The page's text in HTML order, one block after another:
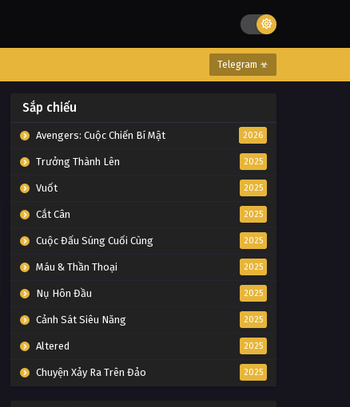
Telegram ☣
Sắp chiếu
Avengers: Cuộc Chiến Bí Mật 2026
Trưởng Thành Lên 2025
Vuốt 2025
Cắt Cân 2025
Cuộc Đấu Súng Cuối Cùng 2025
Máu & Thần Thoại 2025
Nụ Hôn Đầu 2025
Cảnh Sát Siêu Năng 2025
Altered 2025
Chuyện Xảy Ra Trên Đảo 2025